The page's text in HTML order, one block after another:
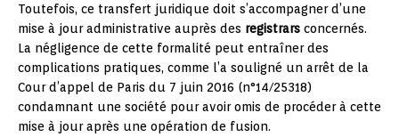
Toutefois, ce transfert juridique doit s’accompagner d’une
mise à jour administrative auprès des registrars concernés.
La négligence de cette formalité peut entraîner des
complications pratiques, comme l’a souligné un arrêt de la
Cour d’appel de Paris du 7 juin 2016 (n°14/25318)
condamnant une société pour avoir omis de procéder à cette
mise à jour après une opération de fusion.